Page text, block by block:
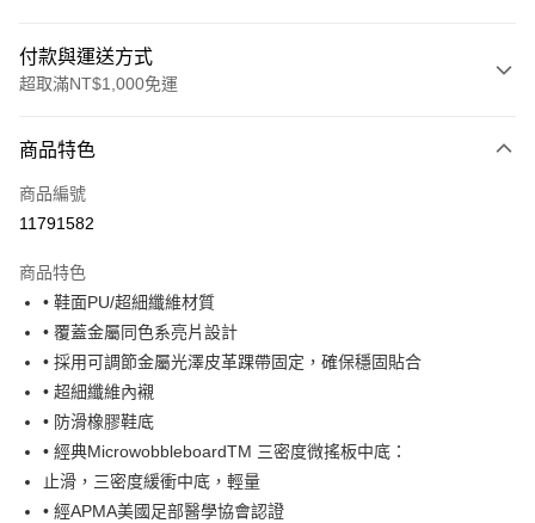
付款與運送方式
超取滿NT$1,000免運
信用卡一次付款
超商取貨付款
運送方式
全家取貨付款
每筆NT$60，滿NT$1,000(含以上)免運費
7-11取貨付款
每筆NT$60，滿NT$1,000(含以上)免運費
宅配
每筆NT$80，滿NT$1,000(含以上)免運費
商品特色
商品編號
11791582
商品特色
• 鞋面PU/超細纖維材質
• 覆蓋金屬同色系亮片設計
• 採用可調節金屬光澤皮革踝帶固定，確保穩固貼合
• 超細纖維內襯
• 防滑橡膠鞋底
• 經典MicrowobbleboardTM 三密度微搖板中底：
止滑，三密度緩衝中底，輕量
• 經APMA美國足部醫學協會認證